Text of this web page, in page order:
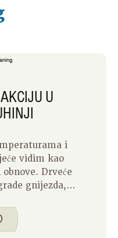
U
i
vidim kao
Drveće
gnijezda, a
popravljaju mi
novu razinu